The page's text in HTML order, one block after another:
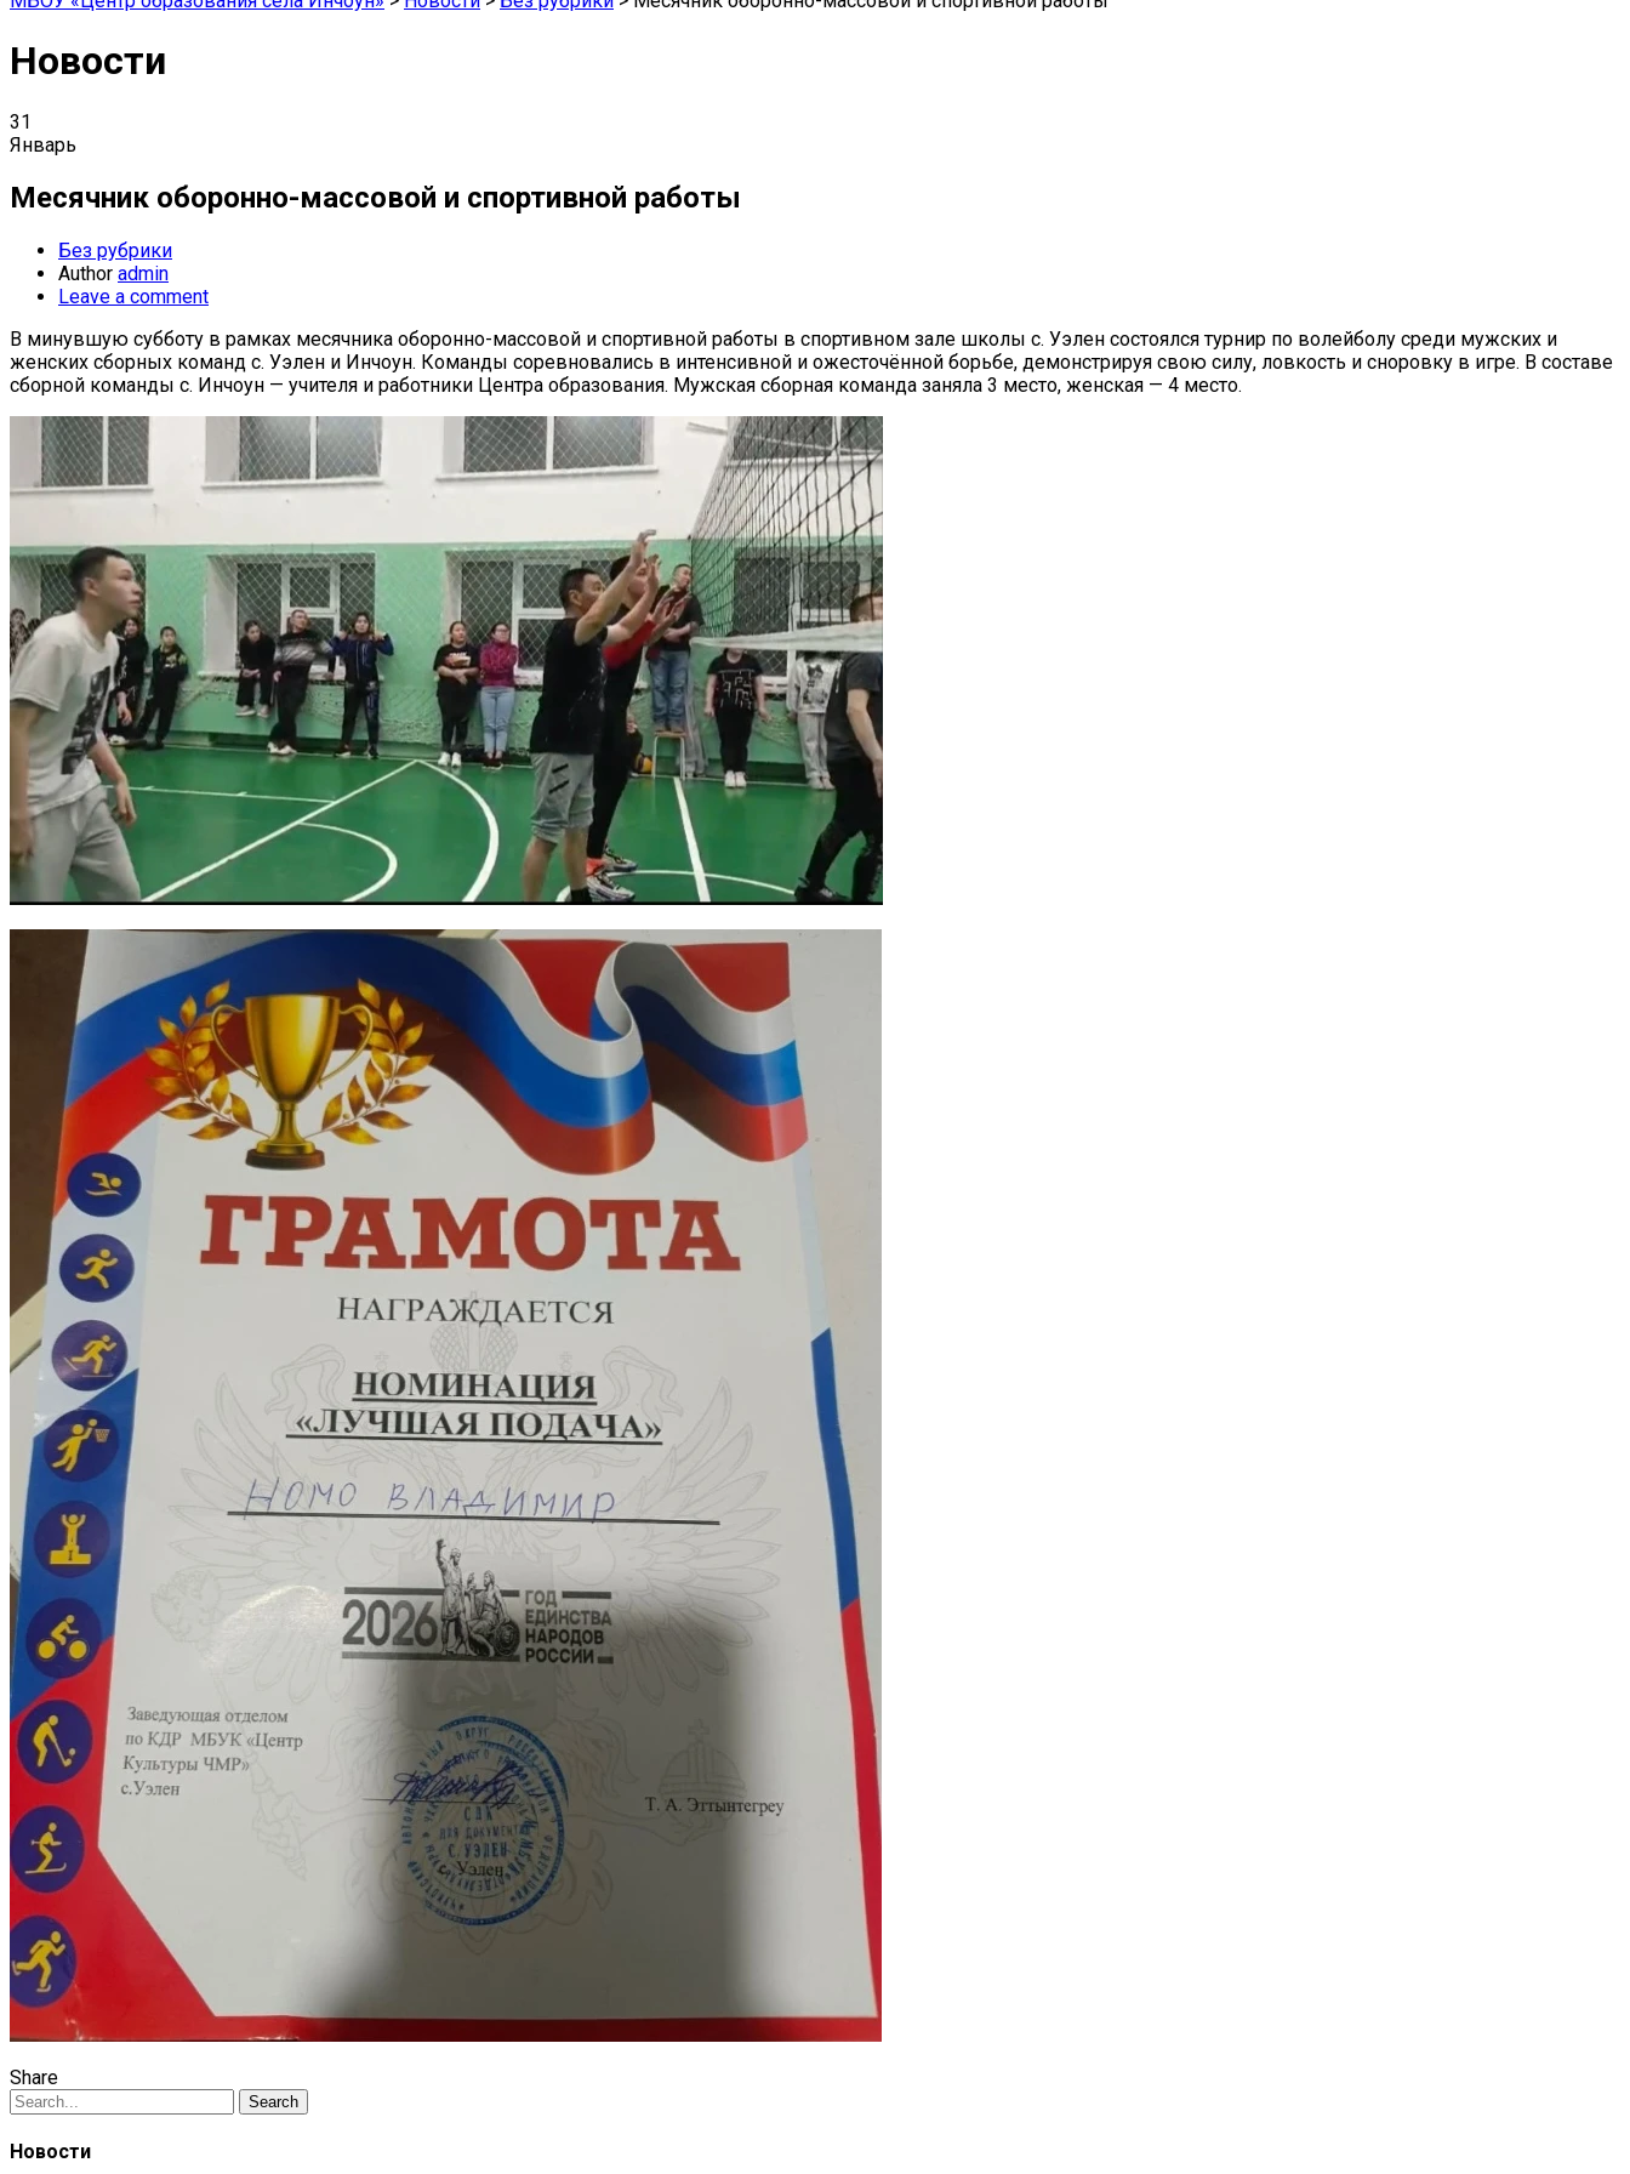
Новости
31
Январь
Месячник оборонно-массовой и спортивной работы
Без рубрики
Author admin
Leave a comment
В минувшую субботу в рамках месячника оборонно-массовой и спортивной работы в спортивном зале школы с. Уэлен состоялся турнир по волейболу среди мужских и
женских сборных команд с. Уэлен и Инчоун. Команды соревновались в интенсивной и ожесточённой борьбе, демонстрируя свою силу, ловкость и сноровку в игре. В составе
сборной команды с. Инчоун — учителя и работники Центра образования. Мужская сборная команда заняла 3 место, женская — 4 место.
Share
Search
Новости